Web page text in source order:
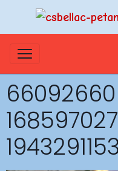
66092660